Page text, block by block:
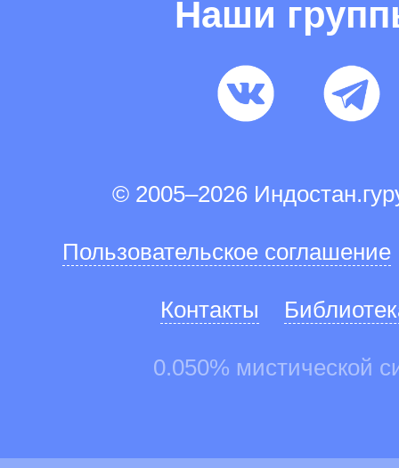
Наши
© 2005–2026
Пользовательское соглашение
Контакты
0.050% мистической